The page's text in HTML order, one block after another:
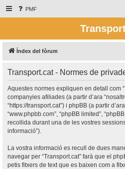
PMF
Índex del fòrum
Transport.cat - Normes de
Aquestes normes expliquen en detall com
companyies afiliades (a partir d’ara
“https://transport.cat”) i phpBB (a partir d’ara
“www.phpbb.com”, “phpBB limited”,
recollida durant una de les vostres
informació”).
La vostra informació es recull de dues
navegar per “Transport.cat” farà que el
petis fitxers de text que es baixen com a